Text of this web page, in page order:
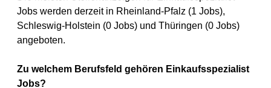
Jobs werden derzeit in Rheinland-Pfalz (1 Jobs),
Schleswig-Holstein (0 Jobs) und Thüringen (0 Jobs)
angeboten.
Zu welchem Berufsfeld gehören Einkaufsspezialist
Jobs?